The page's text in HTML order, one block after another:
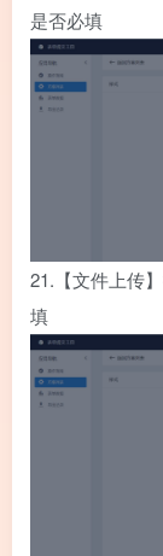
是否必填
21. 【文件上传
填